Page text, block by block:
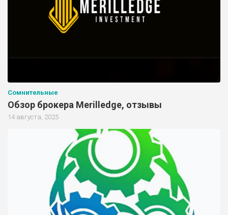
Сомнительные
Обзор брокера Merilledge, отзывы
14 августа, 2025